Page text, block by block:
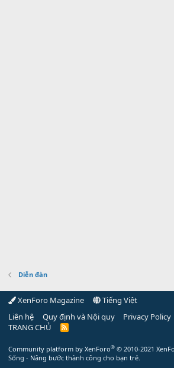
Diễn đàn
XenForo Magazine
Tiếng Việt
Liên hệ
Quy định và Nội quy Privacy Policy
TRANG CHỦ
R
Community platform by XenForo® © 2010-2021
Sống - Nâng bước thành công cho bạn trẻ.